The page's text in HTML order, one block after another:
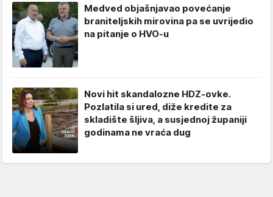
Medved objašnjavao povećanje
braniteljskih mirovina pa se uvrijedio
na pitanje o HVO-u
Novi hit skandalozne HDZ-ovke.
Pozlatila si ured, diže kredite za
skladište šljiva, a susjednoj županiji
godinama ne vraća dug